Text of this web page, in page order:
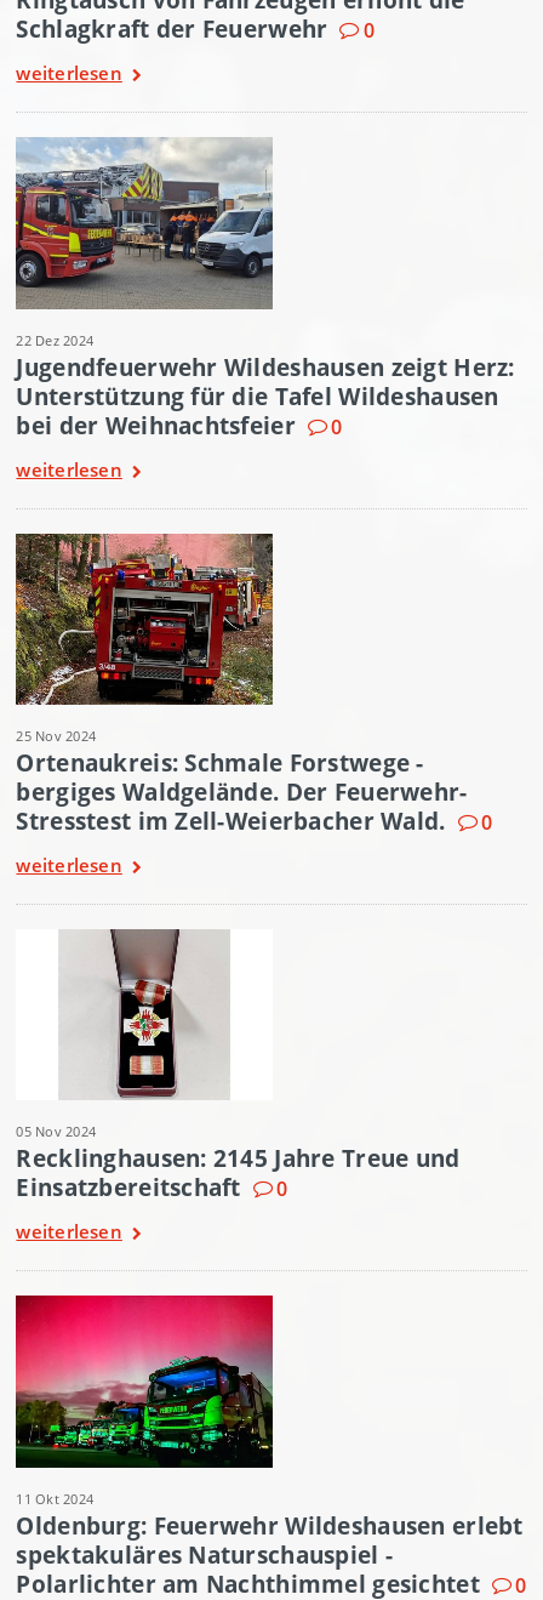
Schlagkraft der Feuerwehr
0
weiterlesen
22 Dez 2024
Jugendfeuerwehr Wildeshausen zeigt Herz:
Unterstützung für die Tafel Wildeshausen
bei der Weihnachtsfeier
0
weiterlesen
25 Nov 2024
Ortenaukreis: Schmale Forstwege -
bergiges Waldgelände. Der Feuerwehr-
Stresstest im Zell-Weierbacher Wald.
0
weiterlesen
05 Nov 2024
Recklinghausen: 2145 Jahre Treue und
Einsatzbereitschaft
0
weiterlesen
11 Okt 2024
Oldenburg: Feuerwehr Wildeshausen erlebt
spektakuläres Naturschauspiel -
Polarlichter am Nachthimmel gesichtet
0